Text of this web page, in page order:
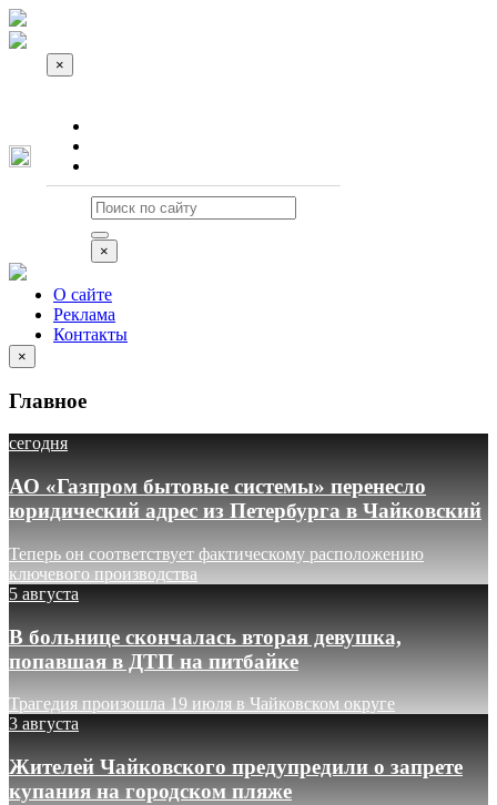
×
×
О сайте
Реклама
Контакты
×
Главное
сегодня
АО «Газпром бытовые системы» перенесло
юридический адрес из Петербурга в Чайковский
Теперь он соответствует фактическому расположению
ключевого производства
5 августа
В больнице скончалась вторая девушка,
попавшая в ДТП на питбайке
Трагедия произошла 19 июля в Чайковском округе
3 августа
Жителей Чайковского предупредили о запрете
купания на городском пляже